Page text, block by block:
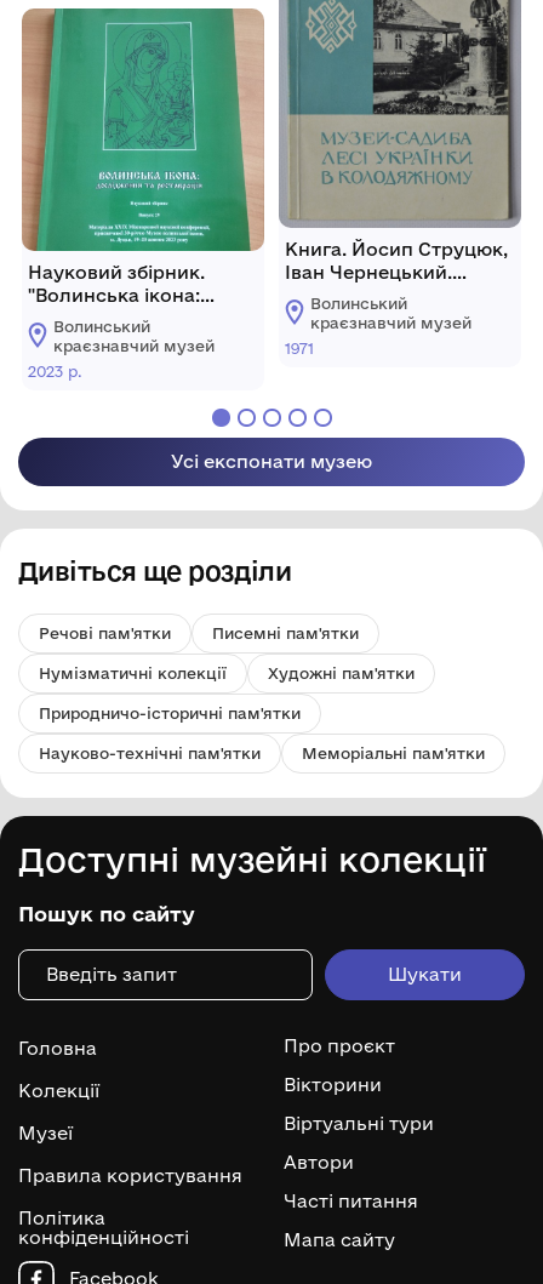
Науковий збірник.
"Волинська ікона:
дослідження та
реставрація". Випуск
29.
Волинський
краєзнавчий музей
2023 р.
Книга. Йосип Струцюк,
Іван Чернецький.
Музей-садиба Лесі
Українки в
Колодяжному
Волинський
краєзнавчий музей
1971
Усі експонати музею
Дивіться ще розділи
Речові пам'ятки Писемні пам'ятки
Нумізматичні колекції Художні пам'ятки
Природничо-історичні пам'ятки
Науково-технічні пам'ятки Меморіальні пам'ятки
Доступні музейні колекції
Пошук по сайту
Головна
Колекції
Музеї
Правила користування
Політика
конфіденційності
Про проєкт
Вікторини
Віртуальні тури
Автори
Часті питання
Мапа сайту
Facebook